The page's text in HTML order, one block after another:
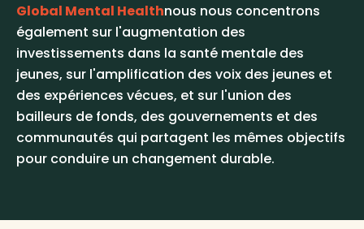
Global Mental Healthnous nous concentrons
également sur l'augmentation des
investissements dans la santé mentale des
jeunes, sur l'amplification des voix des jeunes et
des expériences vécues, et sur l'union des
bailleurs de fonds, des gouvernements et des
communautés qui partagent les mêmes objectifs
pour conduire un changement durable.